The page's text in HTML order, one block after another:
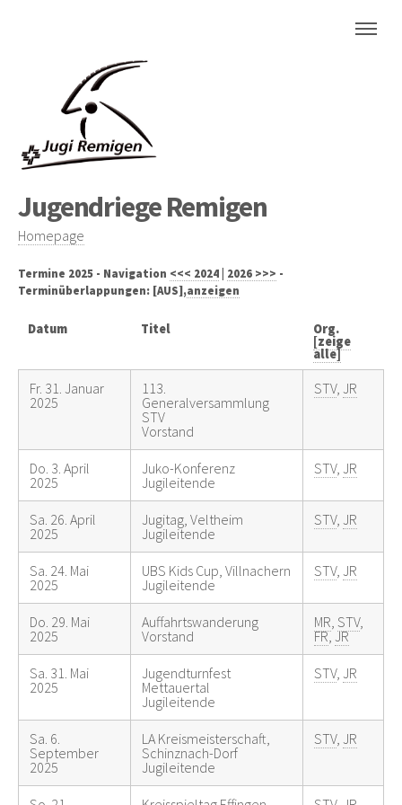
Jugendriege Remigen
Homepage
Termine 2025 - Navigation <<< 2024 2026 >>> -
Terminüberlappungen: [AUS],anzeigen
Datum Titel Org.
[zeige
alle]
Fr. 31. Januar
2025
113.
Generalversammlung
STV
Vorstand
STV, JR
Do. 3. April
2025
Juko-Konferenz
Jugileitende
STV, JR
Sa. 26. April
2025
Jugitag, Veltheim
Jugileitende
STV, JR
Sa. 24. Mai
2025
UBS Kids Cup, Villnachern
Jugileitende
STV, JR
Do. 29. Mai
2025
Auffahrtswanderung
Vorstand
MR STV,
FR,JR
Sa. 31. Mai
2025
Jugendturnfest
Mettauertal
Jugileitende
STV, JR
Sa. 6.
September
2025
LA Kreismeisterschaft,
Schinznach-Dorf
Jugileitende
STV, JR